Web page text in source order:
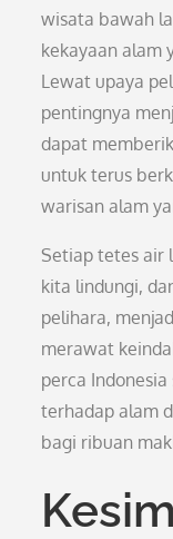
wisata bawah
kekayaan alam
Lewat upaya
pentingnya
dapat
untuk terus
warisan alam
Setiap tetes air
kita lindungi,
pelihara,
merawat
perca
terhadap alam
bagi ribuan